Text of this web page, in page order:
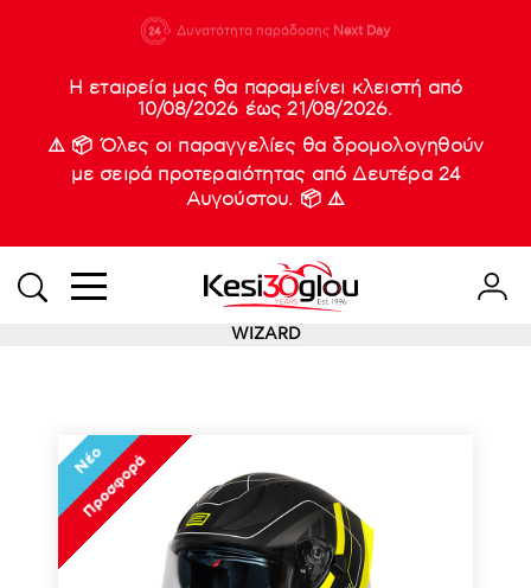
210 88 21
933
Δυνατότητα παράδοσης Next Day
Νέες
Η εταιρεία μας θα παραμείνει κλειστή από
10/08/2026 έως 21/08/2026.
⚠️ 📦 Όλες οι παραγγελίες θα δρομολογηθούν
με σειρά προτεραιότητας από Δευτέρα 24
Αυγούστου. 📦 ⚠️
WIZARD
Νέο
Προσφορά